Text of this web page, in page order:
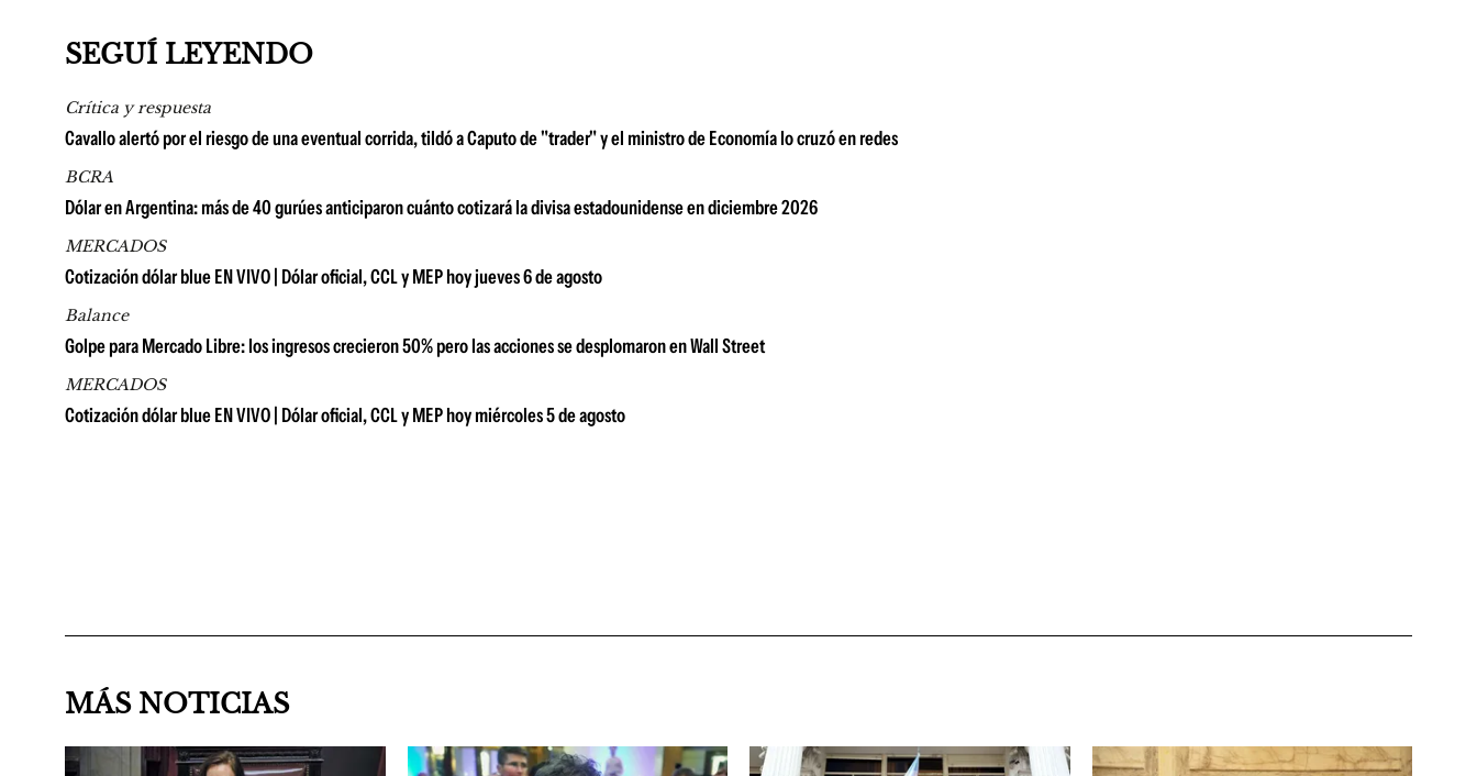
SEGUÍ LEYENDO
Crítica y respuesta
Cavallo alertó por el riesgo de una eventual corrida, tildó a Caputo de "trader" y el ministro de Economía lo cruzó en redes
BCRA
Dólar en Argentina: más de 40 gurúes anticiparon cuánto cotizará la divisa estadounidense en diciembre 2026
MERCADOS
Cotización dólar blue EN VIVO | Dólar oficial, CCL y MEP hoy jueves 6 de agosto
Balance
Golpe para Mercado Libre: los ingresos crecieron 50% pero las acciones se desplomaron en Wall Street
MERCADOS
Cotización dólar blue EN VIVO | Dólar oficial, CCL y MEP hoy miércoles 5 de agosto
MÁS NOTICIAS